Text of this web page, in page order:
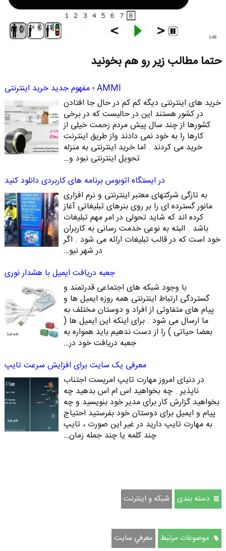
حتما مطالب زیر رو هم بخونید
AMMI ؛ مفهوم جدید خرید اینترنتی
خرید های اینترنتی دیگه کم کم در حال جا افتادن
در کشور هستند این در حالیست که در برخی
کشورها از چند سال پیش مردم زحمت خیلی از
کارها را به خود نمی دادند واز طریق اینترنت
خرید می کردند . اما خرید اینترنتی به منزله
تحویل اینترنتی نبود و…
در ایستگاه اتوبوس برنامه های کاربردی دانلود کنید
به تازگی شرکتهای معتبر اینترنتی و نرم افزاری
مانور گسترده ای را بر روی بنرهای تبلیغاتی آغاز
کرده اند که شاید تحولی در امر مهم تبلیغات
باشد . البته به نوعی خدمت رسانی به کاربران
خود است که در قالب تبلیغات ارائه می شود . اگر
در شهر نیو…
جعبه دریافت ایمیل با هشدار نوری
با وجود شبکه های اجتماعی قدرتمند و
گستردگی ارتباط اینترنتی همه روزه ایمیل ها و
پیام های متفاوتی از افراد و دوستان مختلف به
ما ارسال می شود . برای اینکه این ایمیل ها (
بعضا حیاتی ) را از دست ندهیم باید همواره به
جعبه دریافت خود در…
معرفی یک سایت برای افزایش سرعت تایپ
در دنیای امروز مهارت تایپ امریست اجتناب
ناپذیر . چه بخواهید اس ام اس بدهید چه
بخواهید گزارش کار برای مدیر خود بنویسید و چه
پیام و ایمیل برای دوستان خود بفرستید احتیاج
به مهارت تایپ دارید در غیر این صورت ، تایپ
چند کلمه یا چند جمله زمان…
دسته بندی شبکه و اینترنت
موضوعات مرتبط معرفي سايت